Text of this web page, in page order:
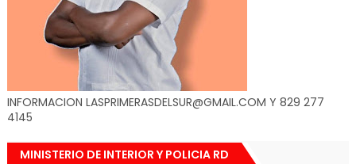
INFORMACION LASPRIMERASDELSUR@GMAIL.COM Y 829 277
4145
MINISTERIO DE INTERIOR Y POLICIA RD